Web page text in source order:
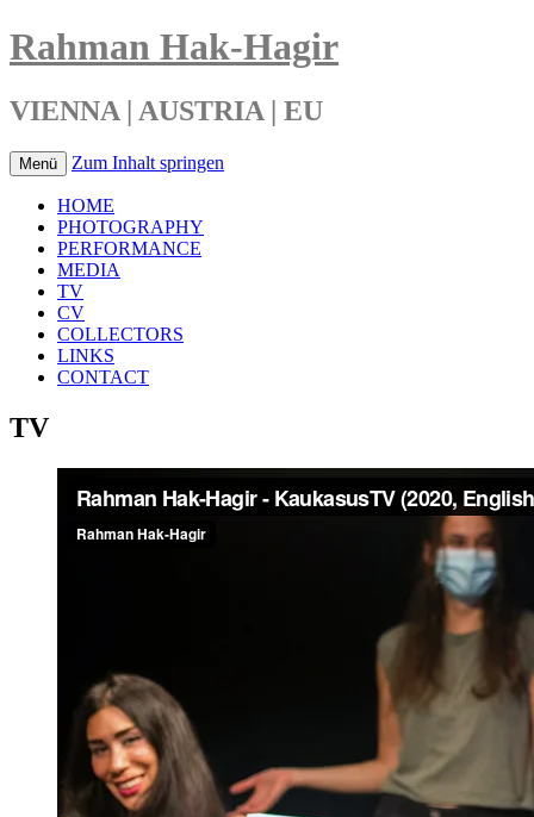
Rahman Hak-Hagir
VIENNA | AUSTRIA | EU
Menü Zum Inhalt springen
HOME
PHOTOGRAPHY
PERFORMANCE
MEDIA
TV
CV
COLLECTORS
LINKS
CONTACT
TV